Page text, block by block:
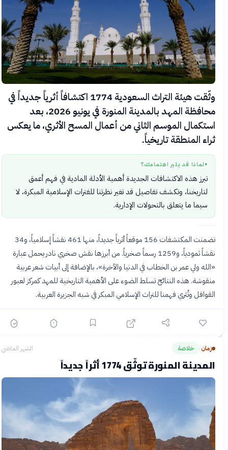
وثّقت هيئة التراث السعودية 1774 اكتشافاً أثرياً جديداً في
محافظة المهد بالمدينة المنورة في يونيو 2026، بعد
استكمال الموسم الثاني من أعمال المسح الأثري، ما يعكس
ثراء المنطقة تاريخياً.
لماذا قد يثير اهتمامك؟
تبرز هذه الاكتشافات الجديدة أهمية الأدلة المادية في فهم أعمق
لتاريخنا، وتكشف تفاصيل قد تغير نظرتنا للفترات الإسلامية المبكرة، لا
سيما ما يتعلق بالتحولات الإدارية.
تضمنت المكتشفات 156 موقعاً أثرياً جديداً، منها 461 نقشاً إسلامياً، و34
نقشاً ثمودياً، و1259 رسماً صخرياً. من أبرزها نقش صخري نادر يحمل عبارة
«الله ولي عمر بن الخطاب في الدنيا والآخرة»، بالإضافة إلى أبيات شعر عربية
منقوشة. هذه النتائج تسلط الضوء على الأهمية التاريخية للمهد كمركز لعبور
القوافل وتُثري فهمنا للتراث الإسلامي المبكر في شبه الجزيرة العربية.
زمان› خلاصة الشهر الماضي
المدينة المنورة توثّق 1774 أثراً جديداً